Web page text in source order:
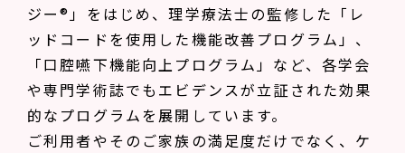
ジー®」をはじめ、理学療法士の監修した「レ
ッドコードを使用した機能改善プログラム」、
「口腔嚥下機能向上プログラム」など、各学会
や専門学術誌でもエビデンスが立証された効果
的なプログラムを展開しています。
ご利用者やそのご家族の満足度だけでなく、ケ